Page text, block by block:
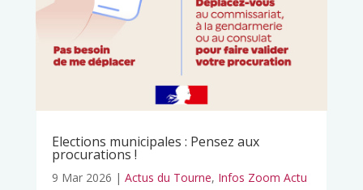
Elections municipales : Pensez aux
procurations !
9 Mar 2026 | Actus du Tourne, Infos Zoom Actu